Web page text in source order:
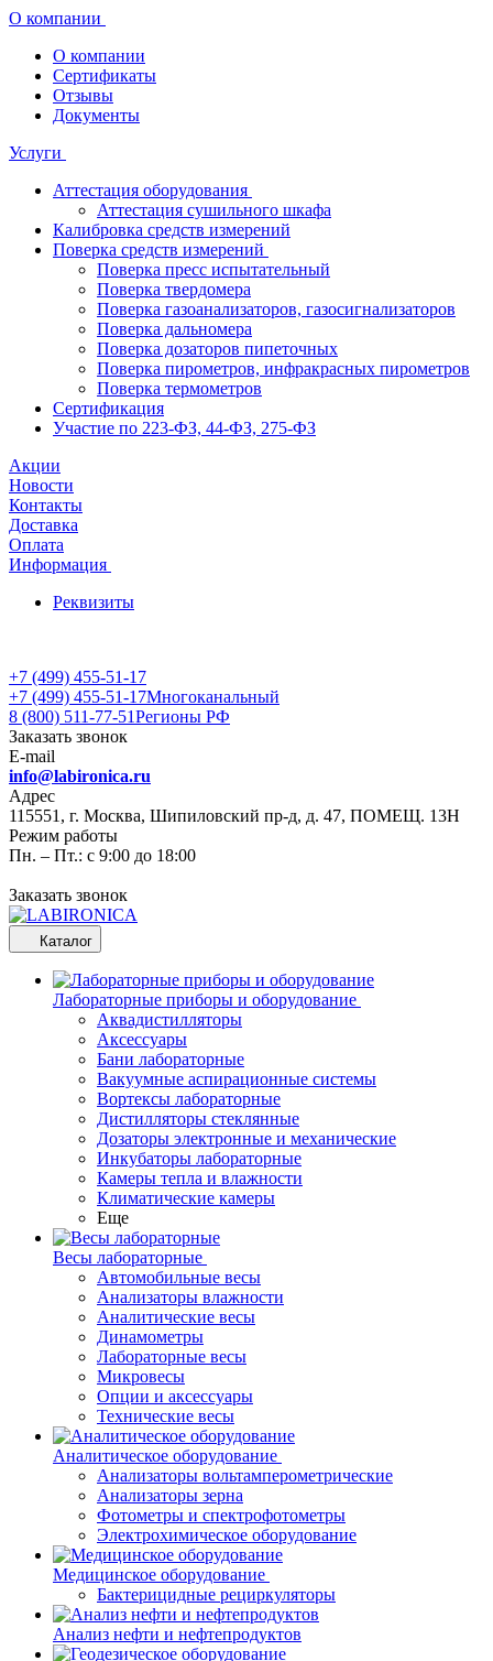
О компании
О компании
Сертификаты
Отзывы
Документы
Услуги
Аттестация оборудования
Аттестация сушильного шкафа
Калибровка средств измерений
Поверка средств измерений
Поверка пресс испытательный
Поверка твердомера
Поверка газоанализаторов, газосигнализаторов
Поверка дальномера
Поверка дозаторов пипеточных
Поверка пирометров, инфракрасных пирометров
Поверка термометров
Сертификация
Участие по 223-ФЗ, 44-ФЗ, 275-ФЗ
Акции
Новости
Контакты
Доставка
Оплата
Информация
Реквизиты
+7 (499) 455-51-17
+7 (499) 455-51-17Многоканальный
8 (800) 511-77-51Регионы РФ
Заказать звонок
E-mail
info@labironica.ru
Адрес
115551, г. Москва, Шипиловский пр-д, д. 47, ПОМЕЩ. 13Н
Режим работы
Пн. – Пт.: с 9:00 до 18:00
Заказать звонок
Каталог
Лабораторные приборы и оборудование
Аквадистилляторы
Аксессуары
Бани лабораторные
Вакуумные аспирационные системы
Вортексы лабораторные
Дистилляторы стеклянные
Дозаторы электронные и механические
Инкубаторы лабораторные
Камеры тепла и влажности
Климатические камеры
Еще
Весы лабораторные
Автомобильные весы
Анализаторы влажности
Аналитические весы
Динамометры
Лабораторные весы
Микровесы
Опции и аксессуары
Технические весы
Аналитическое оборудование
Анализаторы вольтамперометрические
Анализаторы зерна
Фотометры и спектрофотометры
Электрохимическое оборудование
Медицинское оборудование
Бактерицидные рециркуляторы
Анализ нефти и нефтепродуктов